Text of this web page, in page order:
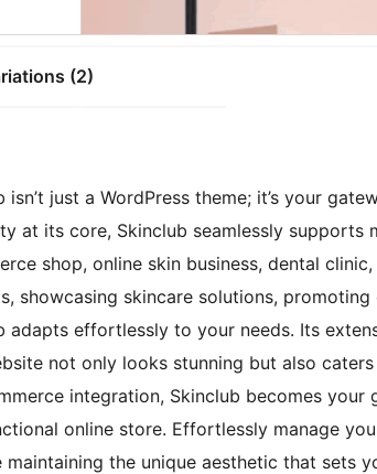
(2)
isn’t just a WordPress theme; it’s your
at its core, Skinclub seamlessly supports
shop, online skin business, dental
showcasing skincare solutions,
adapts effortlessly to your needs. Its
not only looks stunning but also
integration, Skinclub becomes
online store. Effortlessly manage
maintaining the unique aesthetic that sets